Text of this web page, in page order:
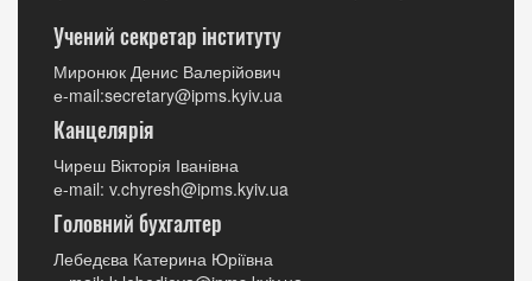
Учений секретар інституту
Миронюк Денис Валерійович
е-mail:secretary@ipms.kyiv.ua
Канцелярія
Чиреш Вікторія Іванівна
е-mail: v.chyresh@ipms.kyiv.ua
Головний бухгалтер
Лебедєва Катерина Юріївна